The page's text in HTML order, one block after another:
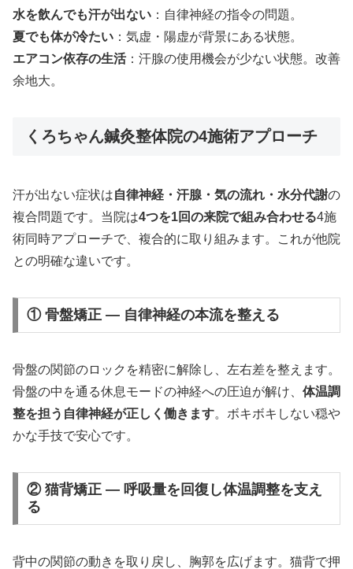
水を飲んでも汗が出ない ：自律神経の指令の問題。
夏でも体が冷たい ：気虚・陽虚が背景にある状態。
エアコン依存の生活：汗腺の使用機会が少ない状態。改善
余地大。
くろちゃん鍼灸整体院の4施術アプローチ
汗が出ない症状は自律神経・汗腺・気の流れ・水分代謝の
複合問題です。当院は4つを1回の来院で組み合わせる4施
術同時アプローチで、複合的に取り組みます。これが他院
との明確な違いです。
① 骨盤矯正 — 自律神経の本流を整える
骨盤の関節のロックを精密に解除し、左右差を整えます。
骨盤の中を通る休息モードの神経への圧迫が解け、 体温調
整を担う自律神経が正しく働きます。ボキボキしない穏や
かな手技で安心です。
② 猫背矯正 — 呼吸量を回復し体温調整を支え
る
背中の関節の動きを取り戻し、胸郭を広げます。猫背で押